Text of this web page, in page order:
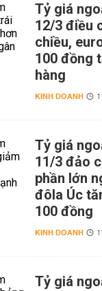
Tỷ giá
12/3 điều
chiều,
100 đồng
hàng
KINH DOANH
Tỷ giá
11/3 đảo
phần lớn
đôla Úc
100 đồng
KINH DOANH
Tỷ giá